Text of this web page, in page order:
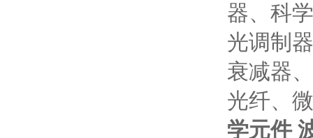
器、科
光调制
衰减器
光纤、
学元件